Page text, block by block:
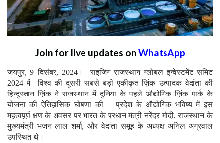
Join for live updates on WhatsApp
जयपुर, 9 दिसंबर, 2024। राइजिंग राजस्थान ग्लोबल इन्वेस्टमेंट समिट
2024 में विश्व की दूसरी सबसे बड़ी एकीकृत ज़िंक उत्पादक वेदांता की
हिन्दुस्तान ज़िंक ने राजस्थान में दुनिया के पहले औद्योगिक ज़िंक पार्क के
योजना की ऐतिहासिक घोषणा की । प्रदेश के औद्योगिक भविष्य में इस
महत्वपूर्ण क्षण के अवसर पर भारत के प्रधान मंत्री नरेंद्र मोदी, राजस्थान के
मुख्यमंत्री भजन लाल शर्मा, और वेदांता समूह के अध्यक्ष अनिल अग्रवाल
उपस्थित थे।